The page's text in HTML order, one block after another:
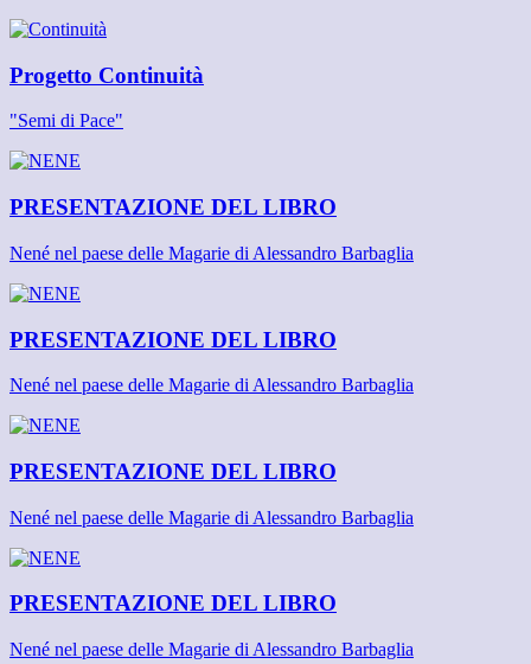
Progetto Continuità
"Semi di Pace"
PRESENTAZIONE DEL LIBRO
Nené nel paese delle Magarie di Alessandro Barbaglia
PRESENTAZIONE DEL LIBRO
Nené nel paese delle Magarie di Alessandro Barbaglia
PRESENTAZIONE DEL LIBRO
Nené nel paese delle Magarie di Alessandro Barbaglia
PRESENTAZIONE DEL LIBRO
Nené nel paese delle Magarie di Alessandro Barbaglia